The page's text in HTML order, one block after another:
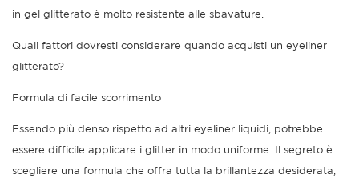
in gel glitterato è molto resistente alle sbavature.
Quali fattori dovresti considerare quando acquisti un eyeliner
glitterato?
Formula di facile scorrimento
Essendo più denso rispetto ad altri eyeliner liquidi, potrebbe
essere difficile applicare i glitter in modo uniforme. Il segreto è
scegliere una formula che offra tutta la brillantezza desiderata,